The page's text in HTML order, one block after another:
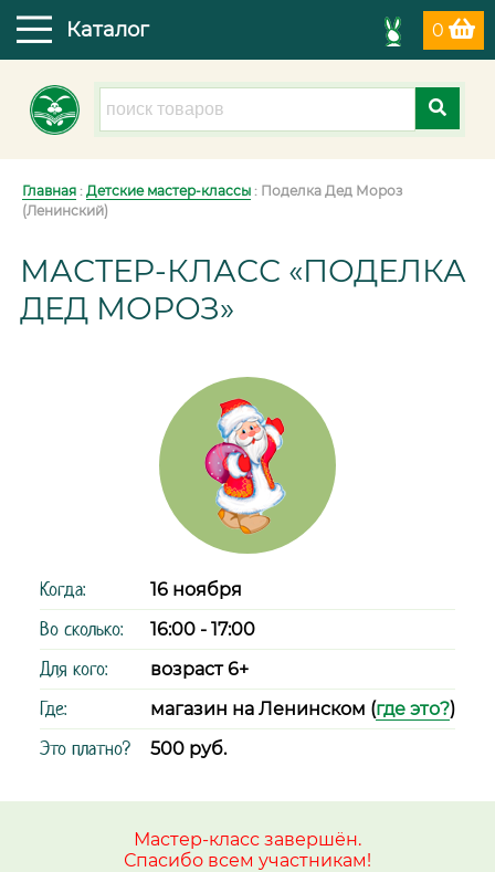
0
Каталог
Главная : Детские мастер-классы : Поделка Дед Мороз
(Ленинский)
МАСТЕР-КЛАСС «ПОДЕЛКА
ДЕД МОРОЗ»
Когда: 16 ноября
Во сколько: 16:00 - 17:00
Для кого: возраст 6+
Где: магазин на Ленинском (где это?)
Это платно? 500 руб.
Мастер-класс завершён.
Спасибо всем участникам!